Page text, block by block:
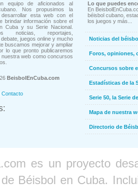
equipo de aficionados al
Nos propusimos la
esta web con el
brindar información sobre el
Cuba y su Serie Nacional.
noticias, reportajes,
juegos online y mucho
buscamos mejorar y ampliar
lo que pronto publicaremos
web como concursos
BeisbolEnCuba.com
Contacto
Lo que puedes
En
béisbol cubano,
los juegos y más...
Noticias del
Foros, opiniones,
Concursos sobre
Estadísticas de la
Serie 50, la Serie
Mapa de nuestra
Directorio de
es un proyecto
Béisbol en Cuba.